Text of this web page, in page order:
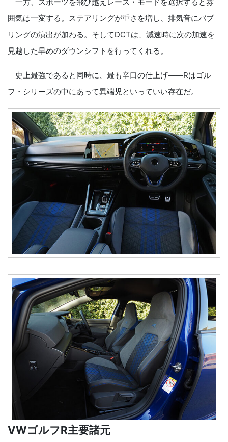
囲気は一変する。ステアリングが重さを増し、排気音にバブ
リングの演出が加わる。そしてDCTは、減速時に次の加速を
見越した早めのダウンシフトを行ってくれる。
史上最強であると同時に、最も辛口の仕上げ――Rはゴル
フ・シリーズの中にあって異端児といっていい存在だ。
VWゴルフR主要諸元